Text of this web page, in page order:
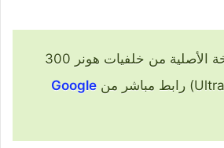
تنزيل النسخة الأصلية من خلفيات هونر 300
Google